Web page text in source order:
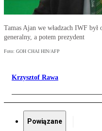
Tamas Ajan we władzach IWF
generalny, a potem prezydent
Foto: GOH CHAI HIN/AFP
Krzysztof Rawa
Powiązane